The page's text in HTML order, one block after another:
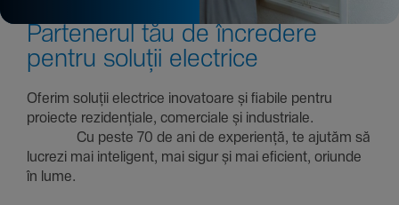
Parte­nerul tău de încre­dere
pentru soluții electrice
Oferim soluții electrice inova­toare și fiabile pentru
proiecte rezi­den­țiale, comer­ciale și indus­triale.
Cu peste 70 de ani de expe­riență, te ajutăm să
lucrezi mai inte­li­gent, mai sigur și mai eficient, oriunde
în lume.